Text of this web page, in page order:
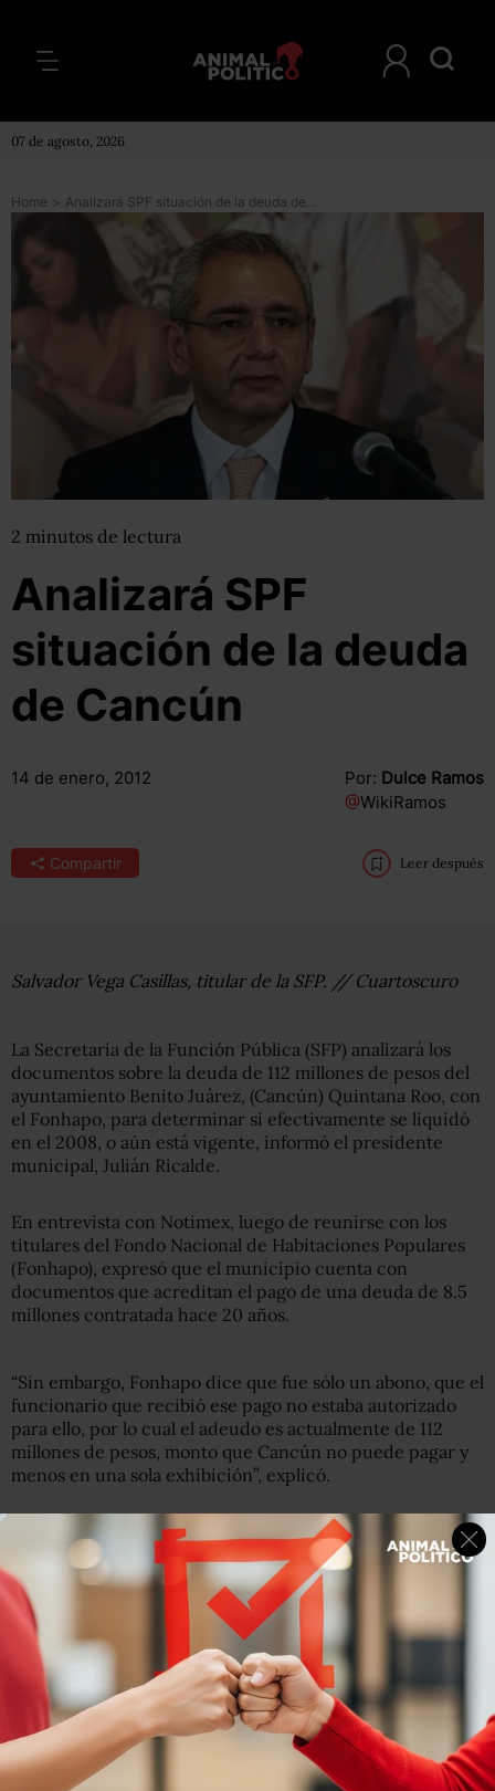
07 de agosto, 2026
Home > Analizará SPF situación de la deuda de Cancún
2 minutos de lectura
Analizará SPF
situación de la deuda
de Cancún
14 de enero, 2012 Por: Dulce Ramos
@WikiRamos
Compartir Leer después
Salvador Vega Casillas, titular de la SFP. // Cuartoscuro
La Secretaría de la Función Pública (SFP) analizará los
documentos sobre la deuda de 112 millones de pesos del
ayuntamiento Benito Juárez, (Cancún) Quintana Roo, con
el Fonhapo, para determinar si efectivamente se liquidó
en el 2008, o aún está vigente, informó el presidente
municipal, Julián Ricalde.
En entrevista con Notimex, luego de reunirse con los
titulares del Fondo Nacional de Habitaciones Populares
(Fonhapo), expresó que el municipio cuenta con
documentos que acreditan el pago de una deuda de 8.5
millones contratada hace 20 años.
“Sin embargo, Fonhapo dice que fue sólo un abono, que el
funcionario que recibió ese pago no estaba autorizado
para ello, por lo cual el adeudo es actualmente de 112
millones de pesos, monto que Cancún no puede pagar y
menos en una sola exhibición”, explicó.
El alcalde perredista mencionó que ante esa situación
“acordamos que en dos semanas la Secretaría de la
Función Pública va a decidir, nosotros vemos que hay
interés de las instituciones federales para buscar la mejor
solución a este problema”.